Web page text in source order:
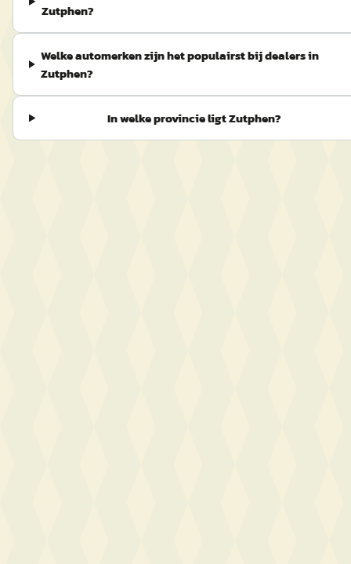
Zutphen?
Welke automerken zijn het populairst bij dealers in
Zutphen?
In welke provincie ligt Zutphen?